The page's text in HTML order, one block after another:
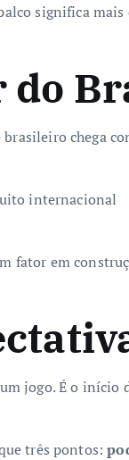
significa
do
chega
internacional
fator em
jogo. É o
três pontos: